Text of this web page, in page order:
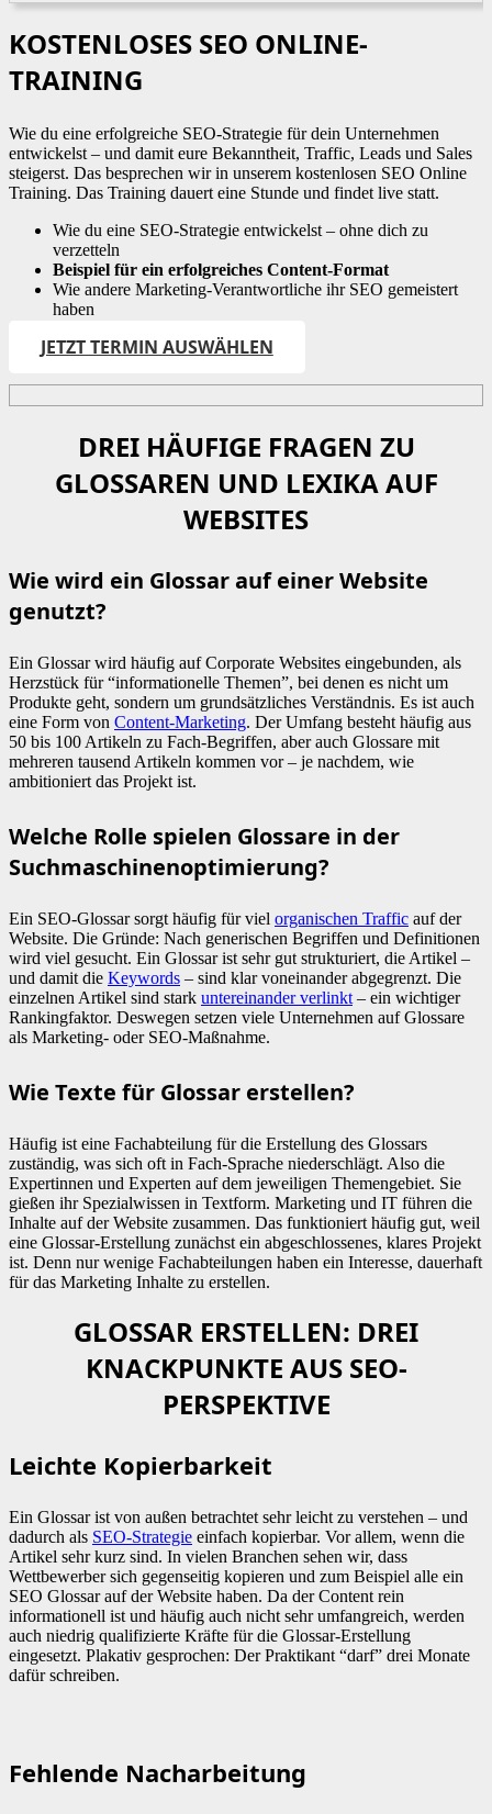
KOSTENLOSES SEO ONLINE-
TRAINING
Wie du eine erfolgreiche SEO-Strategie für dein Unternehmen
entwickelst – und damit eure Bekanntheit, Traffic, Leads und Sales
steigerst. Das besprechen wir in unserem kostenlosen SEO Online
Training. Das Training dauert eine Stunde und findet live statt.
Wie du eine SEO-Strategie entwickelst – ohne dich zu
verzetteln
Beispiel für ein erfolgreiches Content-Format
Wie andere Marketing-Verantwortliche ihr SEO gemeistert
haben
JETZT TERMIN AUSWÄHLEN
DREI HÄUFIGE FRAGEN ZU
GLOSSAREN UND LEXIKA AUF
WEBSITES
Wie wird ein Glossar auf einer Website
genutzt?
Ein Glossar wird häufig auf Corporate Websites eingebunden, als
Herzstück für “informationelle Themen”, bei denen es nicht um
Produkte geht, sondern um grundsätzliches Verständnis. Es ist auch
eine Form von Content-Marketing. Der Umfang besteht häufig aus
50 bis 100 Artikeln zu Fach-Begriffen, aber auch Glossare mit
mehreren tausend Artikeln kommen vor – je nachdem, wie
ambitioniert das Projekt ist.
Welche Rolle spielen Glossare in der
Suchmaschinenoptimierung?
Ein SEO-Glossar sorgt häufig für viel organischen Traffic auf der
Website. Die Gründe: Nach generischen Begriffen und Definitionen
wird viel gesucht. Ein Glossar ist sehr gut strukturiert, die Artikel –
und damit die Keywords – sind klar voneinander abgegrenzt. Die
einzelnen Artikel sind stark untereinander verlinkt – ein wichtiger
Rankingfaktor. Deswegen setzen viele Unternehmen auf Glossare
als Marketing- oder SEO-Maßnahme.
Wie Texte für Glossar erstellen?
Häufig ist eine Fachabteilung für die Erstellung des Glossars
zuständig, was sich oft in Fach-Sprache niederschlägt. Also die
Expertinnen und Experten auf dem jeweiligen Themengebiet. Sie
gießen ihr Spezialwissen in Textform. Marketing und IT führen die
Inhalte auf der Website zusammen. Das funktioniert häufig gut, weil
eine Glossar-Erstellung zunächst ein abgeschlossenes, klares Projekt
ist. Denn nur wenige Fachabteilungen haben ein Interesse, dauerhaft
für das Marketing Inhalte zu erstellen.
GLOSSAR ERSTELLEN: DREI
KNACKPUNKTE AUS SEO-
PERSPEKTIVE
Leichte Kopierbarkeit
Ein Glossar ist von außen betrachtet sehr leicht zu verstehen – und
dadurch als SEO-Strategie einfach kopierbar. Vor allem, wenn die
Artikel sehr kurz sind. In vielen Branchen sehen wir, dass
Wettbewerber sich gegenseitig kopieren und zum Beispiel alle ein
SEO Glossar auf der Website haben. Da der Content rein
informationell ist und häufig auch nicht sehr umfangreich, werden
auch niedrig qualifizierte Kräfte für die Glossar-Erstellung
eingesetzt. Plakativ gesprochen: Der Praktikant “darf” drei Monate
dafür schreiben.
Fehlende Nacharbeitung